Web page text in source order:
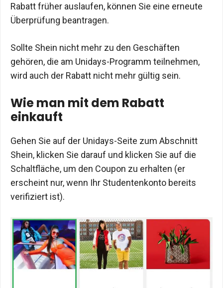
Rabatt früher auslaufen, können Sie eine erneute
Überprüfung beantragen.
Sollte Shein nicht mehr zu den Geschäften
gehören, die am Unidays-Programm teilnehmen,
wird auch der Rabatt nicht mehr gültig sein.
Wie man mit dem Rabatt
einkauft
Gehen Sie auf der Unidays-Seite zum Abschnitt
Shein, klicken Sie darauf und klicken Sie auf die
Schaltfläche, um den Coupon zu erhalten (er
erscheint nur, wenn Ihr Studentenkonto bereits
verifiziert ist).